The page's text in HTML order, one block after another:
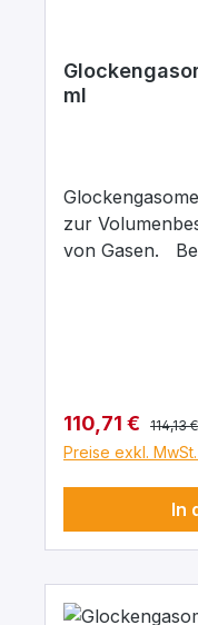
ml
zur
von Gasen. Bestehend aus:
Verkaufspreis:
110,71 € 114,13 €
Preise exkl.
In